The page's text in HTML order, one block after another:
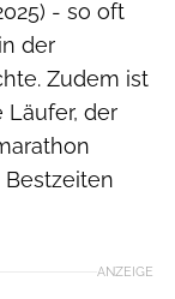
- so oft
der
Zudem ist
der
ANZEIGE